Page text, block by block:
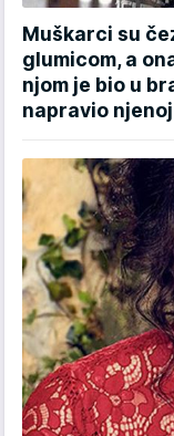
Muškarci su
glumicom, a
njom je bio u
napravio